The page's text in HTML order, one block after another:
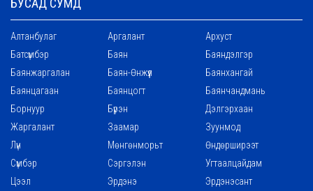
БУСАД СУМД
Алтанбулаг Аргалант
Архуст
Батсүмбэр
Баян
Баяндэлгэр
Баянжаргалан
Баян-Өнжүүл
Баянхангай
Баянцагаан
Баянцогт
Баянчандмань
Борнуур
Бүрэн
Дэлгэрхаан
Жаргалант
Заамар
Зуунмод
Лүн
Мөнгөнморьт
Өндөрширээт
Сүмбэр
Сэргэлэн
Угтаалцайдам
Цээл
Эрдэнэ Эрдэнэсант